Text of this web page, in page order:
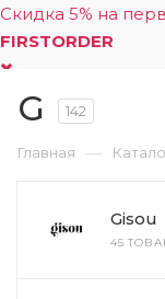
Скидка 5% на
FIRSTORDER
G 142
Главная —
Gisou
45